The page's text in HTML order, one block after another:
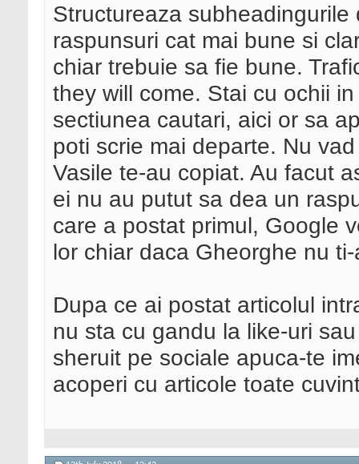
Structureaza
raspunsuri cat mai bune si
chiar trebuie sa fie bune.
they will come. Stai cu ochii
sectiunea cautari, aici or sa
poti scrie mai departe. Nu
Vasile te-au copiat. Au facut
ei nu au putut sa dea un
care a postat primul, Google
lor chiar daca Gheorghe nu
Dupa ce ai postat articolul
nu sta cu gandu la like-uri
sheruit pe sociale apuca-te
acoperi cu articole toate